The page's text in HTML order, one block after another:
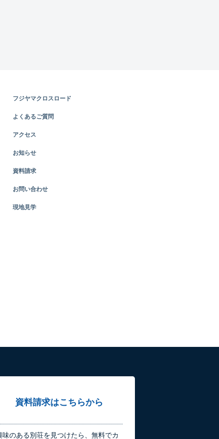
フジヤマクロスロード
よくあるご質問
アクセス
お知らせ
資料請求
お問い合わせ
現地見学
資料請求はこちらから
味のある別荘を見つけたら、無料でカ